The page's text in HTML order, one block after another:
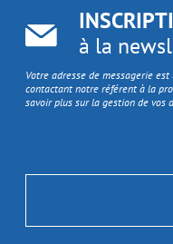
à la
Votre adresse de messagerie
contactant notre référent à la
savoir plus sur la gestion de vos